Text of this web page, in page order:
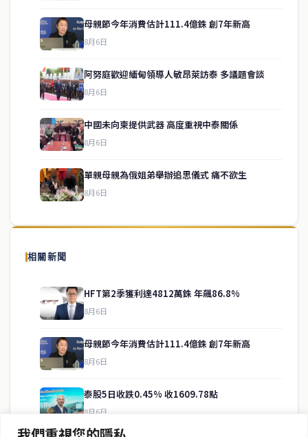
母親節今年消費估計111.4億銖 創7年新高
8月6日
阿努庭歡迎緬甸領導人敏昂萊訪泰 多議題會談
8月6日
中國未向柬提供武器 高度重視中泰關係
8月6日
單親母親為俄姐弟舉辦追思儀式 痛不欲生
8月6日
相關新聞
HFT第2季獲利達4812萬銖 年飆86.8%
8月6日
母親節今年消費估計111.4億銖 創7年新高
8月6日
泰股5日收跌0.45% 收1609.78點
8月6日
關於我們
泰國中文新聞（TCN）是一家總部設於曼谷的中文新聞媒體，致力於
供即時、客觀、多元的中文新聞內容。
房地產
service@thaichinesenews.com